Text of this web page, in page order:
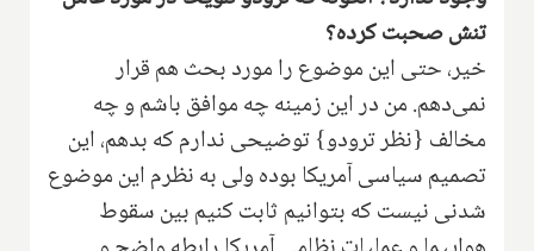
تنش صحبت کرده؟
خیر، حتی این موضوع را مورد بحث هم قرار
نمی‌دهم. من در این زمینه چه موافق باشم و چه
مخالف {نظر ترودو} توضیحی ندارم که بدهم، این
تصمیم سیاسی آمریکا بوده ولی به نظرم این موضوع
شدنی نیست که بتوانیم ثابت کنیم بین سقوط